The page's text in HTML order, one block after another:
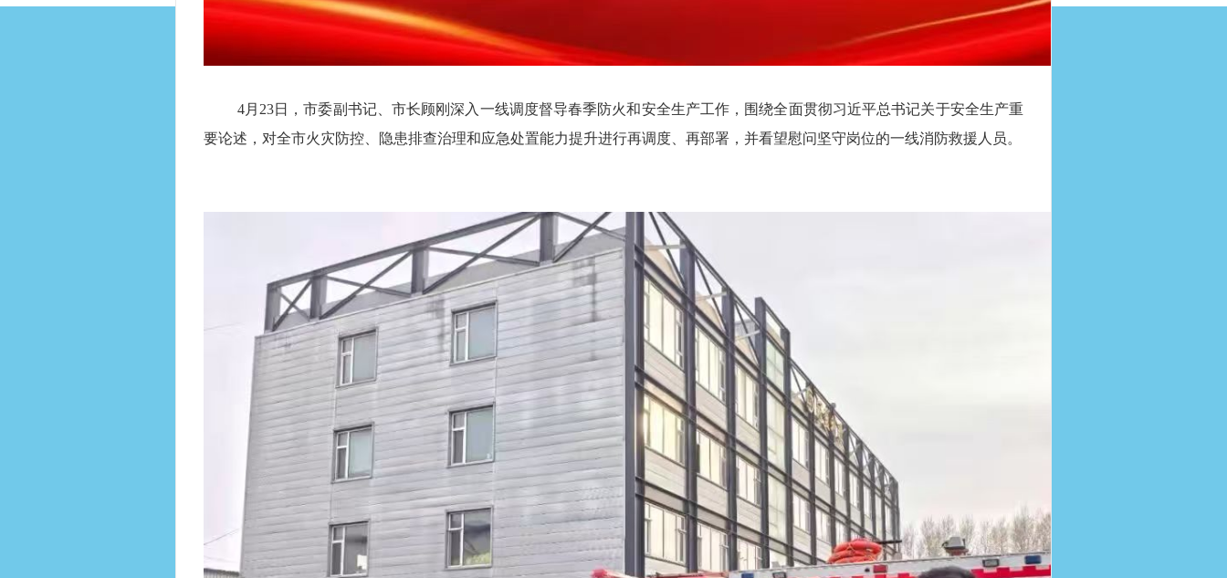
4月23日，市委副书记、市长顾刚深入一线调度督导春季防火和安全生产工作，围绕全面贯彻习近平总书记关于安全生产重
要论述，对全市火灾防控、隐患排查治理和应急处置能力提升进行再调度、再部署，并看望慰问坚守岗位的一线消防救援人员。